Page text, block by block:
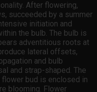
After flowering,
succeeded by a summer
initiation and
the bulb. The bulb is
adventitious roots at
lateral offsets,
and bulb
and strap-shaped. The
bud is enclosed in
blooming. Flower